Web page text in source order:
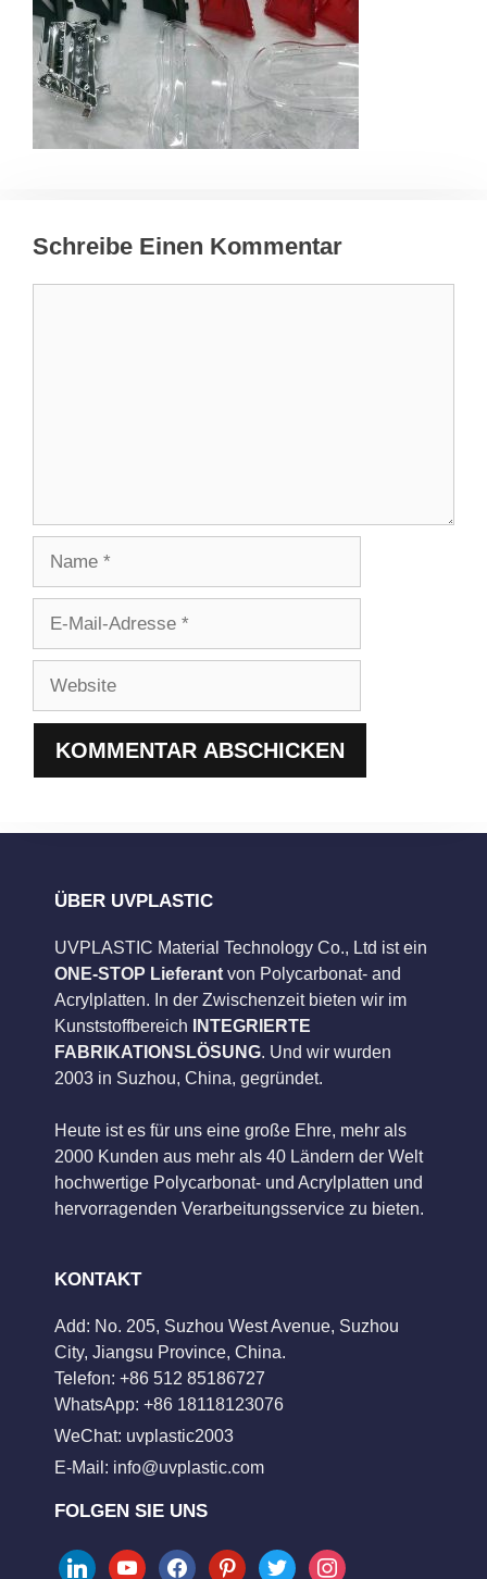
Schreibe Einen Kommentar
Adresse
ÜBER UVPLASTIC
UVPLASTIC Material Technology Co., Ltd ist ein
ONE-STOP Lieferant von Polycarbonat- and
Acrylplatten. In der Zwischenzeit bieten wir im
Kunststoffbereich
INTEGRIERTE
FABRIKATIONSLÖSUNG. Und wir wurden
2003 in Suzhou, China, gegründet.
Heute ist es für uns eine große Ehre, mehr als
2000 Kunden aus mehr als 40 Ländern der Welt
hochwertige Polycarbonat- und Acrylplatten und
hervorragenden Verarbeitungsservice zu bieten.
KONTAKT
Add: No. 205, Suzhou West Avenue, Suzhou
City, Jiangsu Province, China.
Telefon: +86 512 85186727
WhatsApp: +86 18118123076
WeChat: uvplastic2003
E-Mail: info@uvplastic.com
FOLGEN SIE UNS
linkedinyoutubefacebookpinteresttwitter instagram